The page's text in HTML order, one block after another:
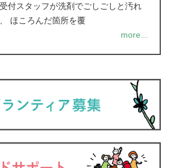
付スタッフが洗剤でごしごしと汚れ
ほころんだ箇所を覆
more...